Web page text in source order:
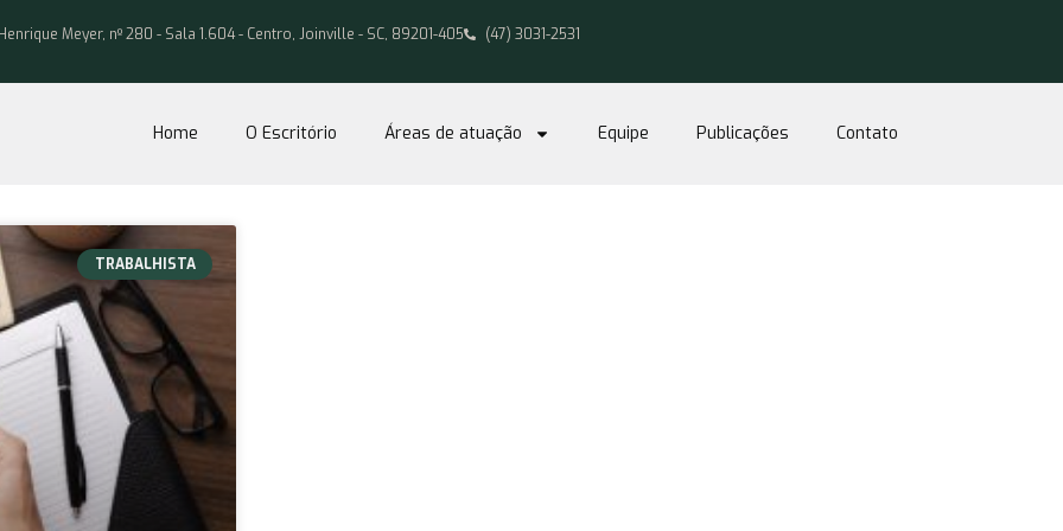
Meyer, nº 280 - Sala 1.604 - Centro, Joinville - SC, 89201-405 (47) 3031-2531
Home O Escritório Áreas de atuação Equipe Publicações Contato
TRABALHISTA